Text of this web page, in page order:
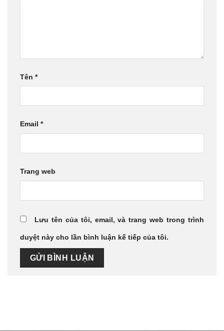
Tên *
Email *
Trang web
Lưu tên của tôi, email, và trang web trong trình
duyệt này cho lần bình luận kế tiếp của tôi.